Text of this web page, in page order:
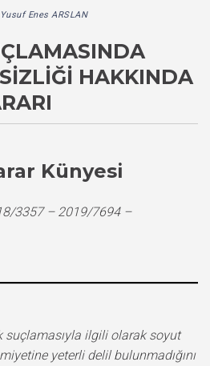
Enes ARSLAN
HAKKINDA
Künyesi
3357 – 2019/7694 –
suçlamasıyla ilgili olarak soyut
yeterli delil bulunmadığını